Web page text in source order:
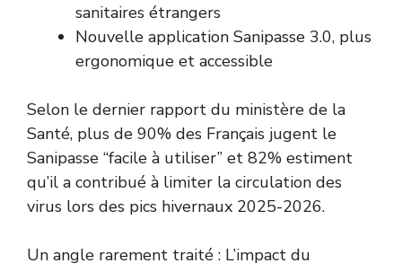
sanitaires étrangers
Nouvelle application Sanipasse 3.0, plus
ergonomique et accessible
Selon le dernier rapport du ministère de la
Santé, plus de 90% des Français jugent le
Sanipasse “facile à utiliser” et 82% estiment
qu’il a contribué à limiter la circulation des
virus lors des pics hivernaux 2025-2026.
Un angle rarement traité : L’impact du